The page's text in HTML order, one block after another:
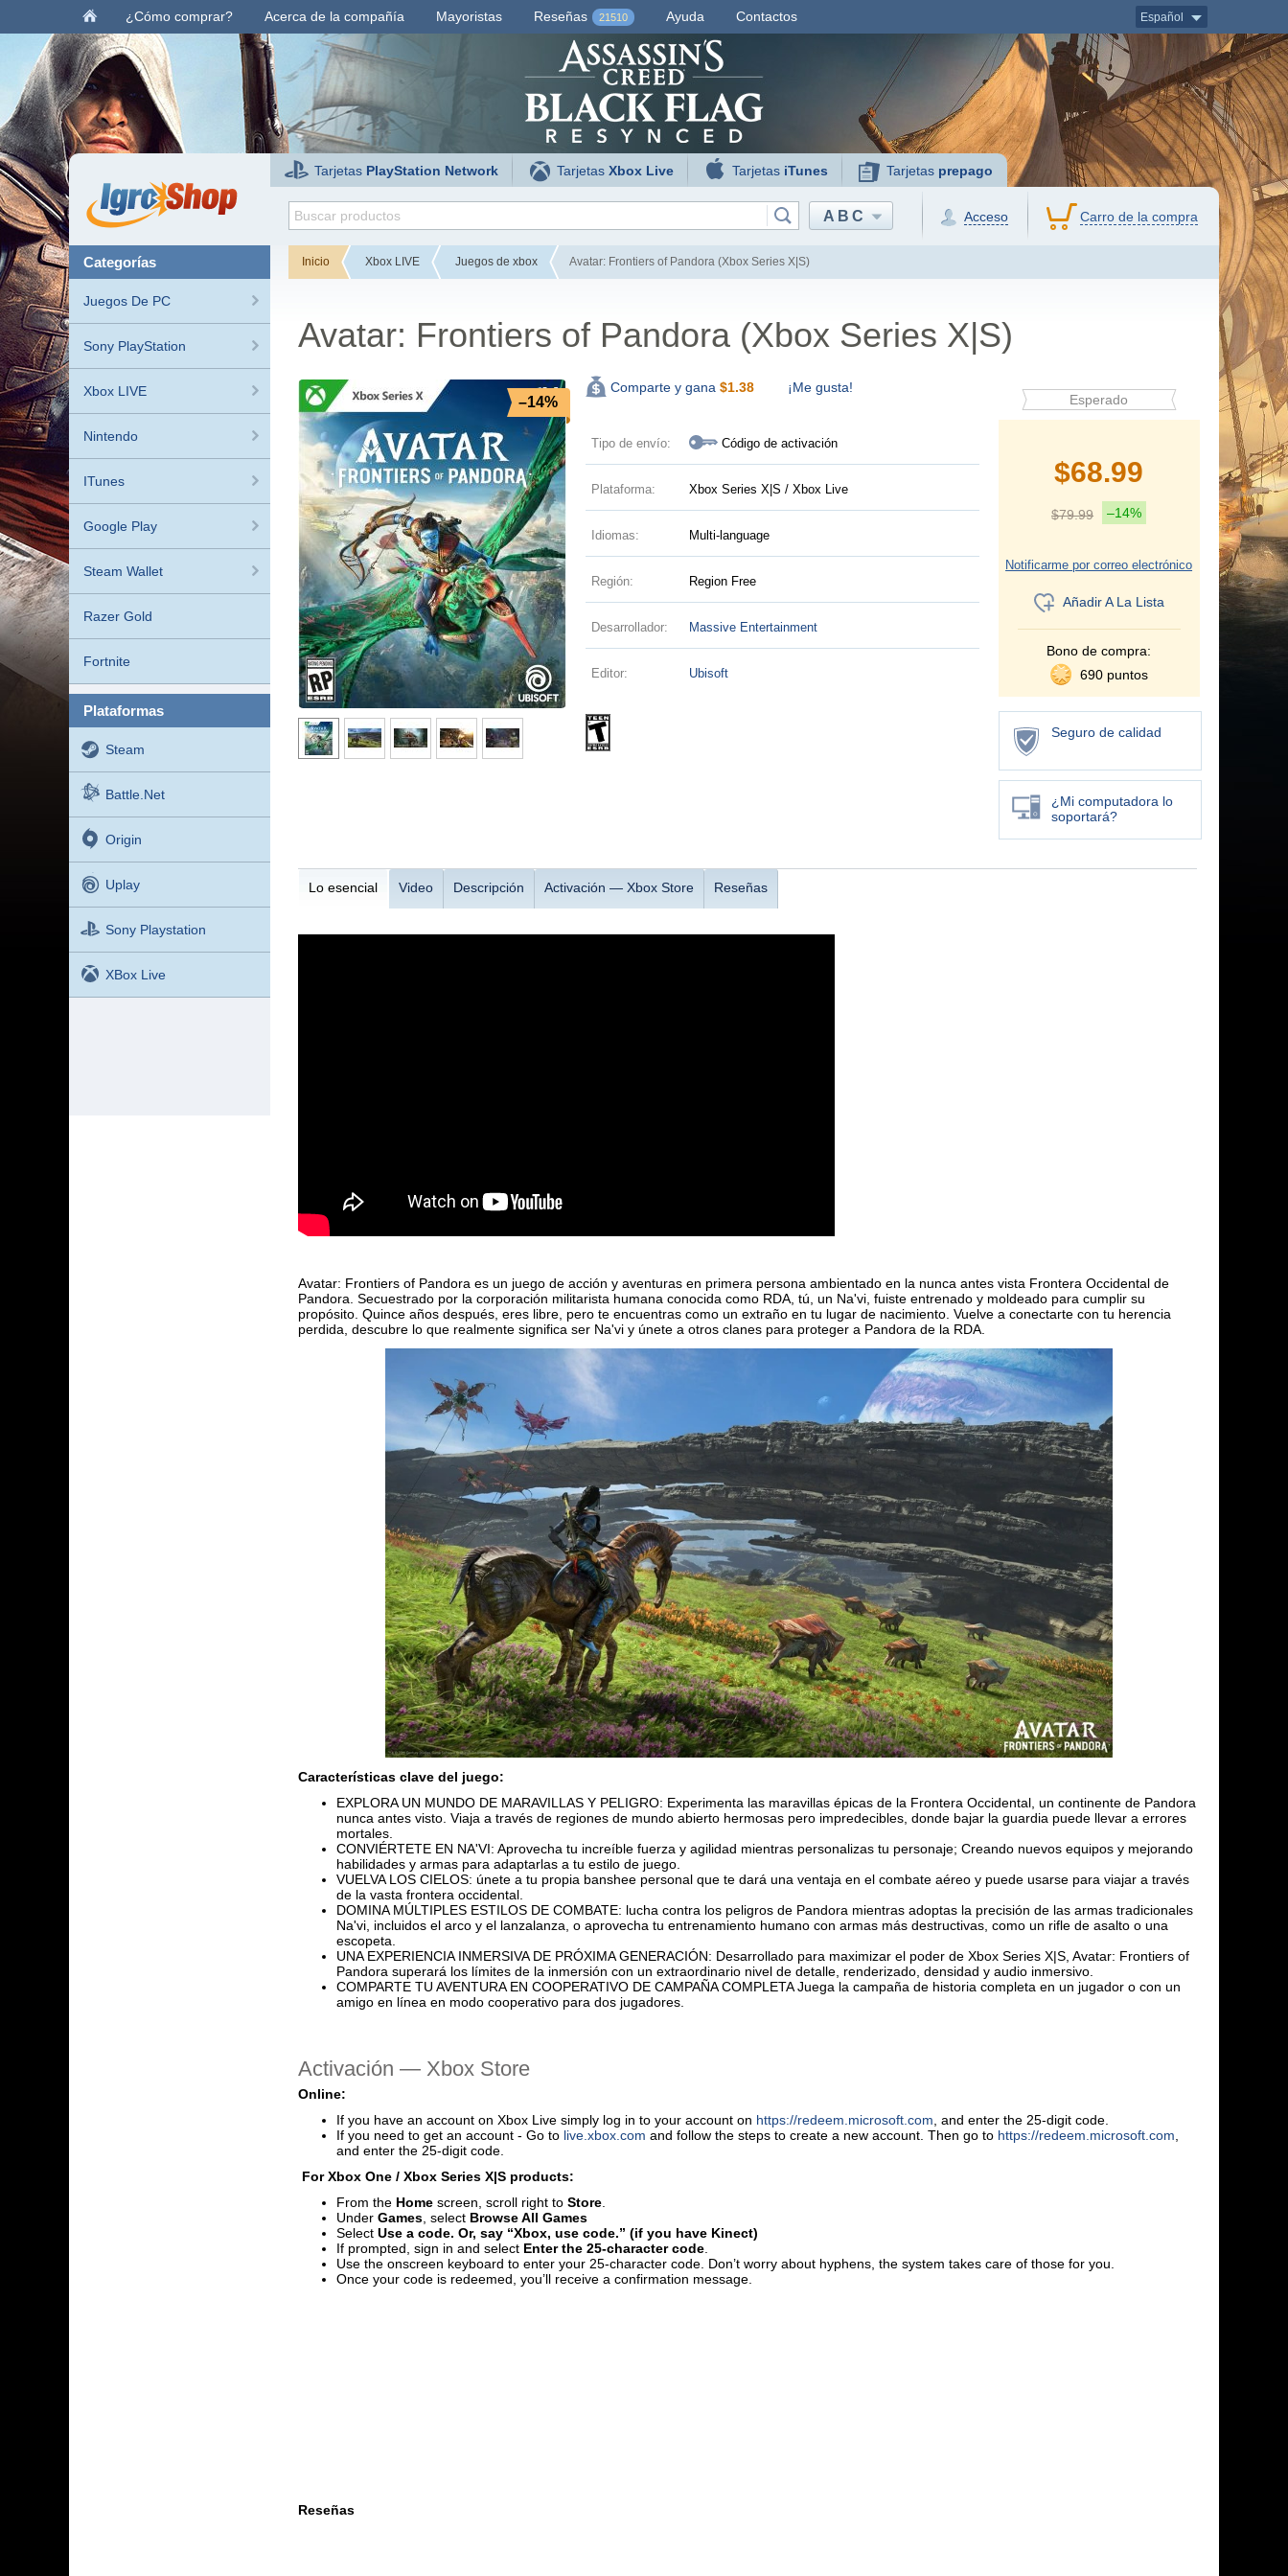
¿Cómo comprar? Acerca de la compañía Mayoristas Reseñas 21510 Ayuda Contactos Español
Tarjetas PlayStation Network TarjetasXbox Live Tarjetas iTunes Tarjetas prepago
ABC Acceso Carro de la compra
categorías
Juegos De PC
Sony PlayStation
Xbox LIVE
Nintendo
ITunes
Google Play
Steam Wallet
Razer Gold
Fortnite
plataformas
Steam
Battle.net
Origin
Uplay
Sony Playstation
XBox Live
Inicio Xbox LIVE Juegos de xbox Avatar: Frontiers of Pandora (Xbox Series X|S)
Avatar: Frontiers of Pandora (Xbox Series X|S)
–14%
¡Me gusta!
Comparte y gana $1.38
Tipo de envío: Código de activación
Plataforma: Xbox Series X|S / Xbox Live
Idiomas: Multi-language
Región: Region Free
Desarrollador: Massive Entertainment
Editor: Ubisoft
Esperado
$68.99
$79.99 –14%
Notificarme por correo electrónico
Añadir A La Lista
Bono de compra:
690 puntos
Seguro de calidad
¿Mi computadora lo
soportará?
Lo esencial Video Descripción Activación — Хbox Store Reseñas
Avatar: Frontiers of Pandora es un juego de acción y aventuras en primera persona ambientado en la nunca antes vista Frontera Occidental de
Pandora. Secuestrado por la corporación militarista humana conocida como RDA, tú, un Na'vi, fuiste entrenado y moldeado para cumplir su
propósito. Quince años después, eres libre, pero te encuentras como un extraño en tu lugar de nacimiento. Vuelve a conectarte con tu herencia
perdida, descubre lo que realmente significa ser Na'vi y únete a otros clanes para proteger a Pandora de la RDA.
Características clave del juego:
EXPLORA UN MUNDO DE MARAVILLAS Y PELIGRO: Experimenta las maravillas épicas de la Frontera Occidental, un continente de Pandora
nunca antes visto. Viaja a través de regiones de mundo abierto hermosas pero impredecibles, donde bajar la guardia puede llevar a errores
mortales.
CONVIÉRTETE EN NA'VI: Aprovecha tu increíble fuerza y agilidad mientras personalizas tu personaje; Creando nuevos equipos y mejorando
habilidades y armas para adaptarlas a tu estilo de juego.
VUELVA LOS CIELOS: únete a tu propia banshee personal que te dará una ventaja en el combate aéreo y puede usarse para viajar a través
de la vasta frontera occidental.
DOMINA MÚLTIPLES ESTILOS DE COMBATE: lucha contra los peligros de Pandora mientras adoptas la precisión de las armas tradicionales
Na'vi, incluidos el arco y el lanzalanza, o aprovecha tu entrenamiento humano con armas más destructivas, como un rifle de asalto o una
escopeta.
UNA EXPERIENCIA INMERSIVA DE PRÓXIMA GENERACIÓN: Desarrollado para maximizar el poder de Xbox Series X|S, Avatar: Frontiers of
Pandora superará los límites de la inmersión con un extraordinario nivel de detalle, renderizado, densidad y audio inmersivo.
COMPARTE TU AVENTURA EN COOPERATIVO DE CAMPAÑA COMPLETA Juega la campaña de historia completa en un jugador o con un
amigo en línea en modo cooperativo para dos jugadores.
Activación — Хbox Store
Online:
If you have an account on Xbox Live simply log in to your account on https://redeem.microsoft.com , and enter the 25-digit code.
If you need to get an account - Go to live.xbox.com and follow the steps to create a new account. Then go to https://redeem.microsoft.com
and enter the 25-digit code.
For Xbox One / Xbox Series X|S products:
From the Homescreen, scroll right toStore.
Under Games, select Browse All Games
SelectUse a code. Or, say “Xbox, use code.” (if you have Kinect)
If prompted, sign in and select Enter the 25-character code.
Use the onscreen keyboard to enter your 25-character code. Don’t worry about hyphens, the system takes care of those for you.
Once your code is redeemed, you’ll receive a confirmation message.
Reseñas